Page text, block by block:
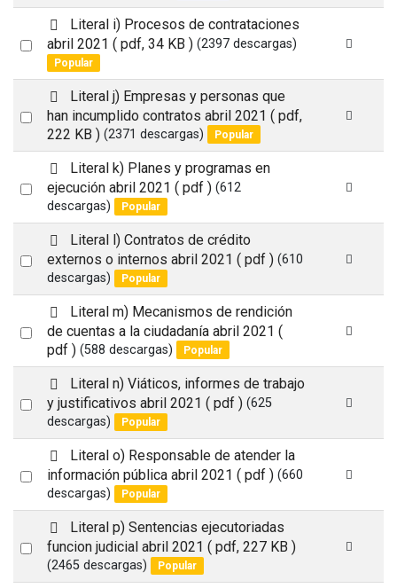
Select
p
d
f
Literal i) Procesos de contrataciones
abril 2021 ( pdf, 34 KB ) (2397 descargas)
Popular
Select
p
d
f
Literal j) Empresas y personas que
han incumplido contratos abril 2021 ( pdf,
222 KB ) (2371 descargas) Popular
Select
p
d
f
Literal k) Planes y programas en
ejecución abril 2021 ( pdf ) (612
descargas)
Popular
Select
p
d
f
Literal l) Contratos de crédito
externos o internos abril 2021 ( pdf ) (610
descargas)
Popular
Select
p
d
f
Literal m) Mecanismos de rendición
de cuentas a la ciudadanía abril 2021 (
pdf ) (588 descargas) Popular
Select
p
d
f
Literal n) Viáticos, informes de trabajo
y justificativos abril 2021 ( pdf ) (625
descargas)
Popular
Select
p
d
f
Literal o) Responsable de atender la
información pública abril 2021 ( pdf ) (660
descargas)
Popular
Select
p
d
f
Literal p) Sentencias ejecutoriadas
funcion judicial abril 2021 ( pdf, 227 KB )
(2465 descargas) Popular